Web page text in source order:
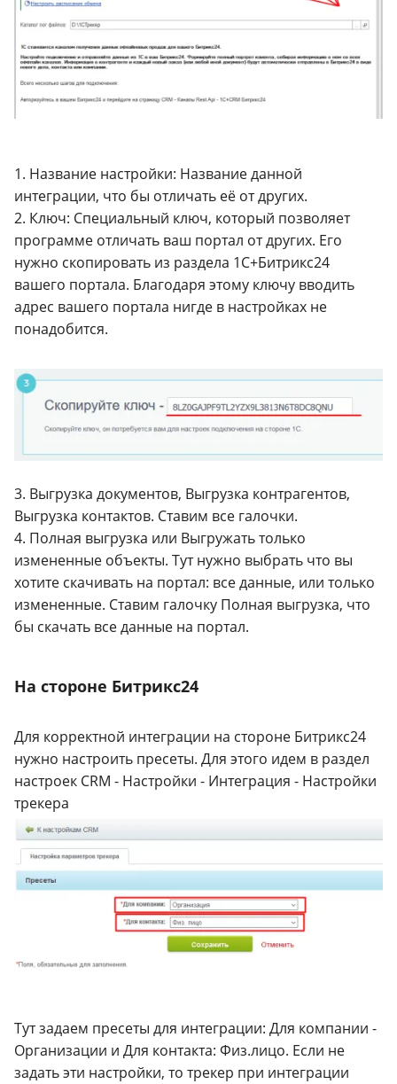
1. Название настройки: Название данной
интеграции, что бы отличать её от других.
2. Ключ: Специальный ключ, который позволяет
программе отличать ваш портал от других. Его
нужно скопировать из раздела 1С+Битрикс24
вашего портала. Благодаря этому ключу вводить
адрес вашего портала нигде в настройках не
понадобится.
3. Выгрузка документов, Выгрузка контрагентов,
Выгрузка контактов. Ставим все галочки.
4. Полная выгрузка или Выгружать только
измененные объекты. Тут нужно выбрать что вы
хотите скачивать на портал: все данные, или только
измененные. Ставим галочку Полная выгрузка, что
бы скачать все данные на портал.
На стороне Битрикс24
Для корректной интеграции на стороне Битрикс24
нужно настроить пресеты. Для этого идем в раздел
настроек CRM - Настройки - Интеграция - Настройки
трекера
Тут задаем пресеты для интеграции: Для компании -
Организации и Для контакта: Физ.лицо. Если не
задать эти настройки, то трекер при интеграции